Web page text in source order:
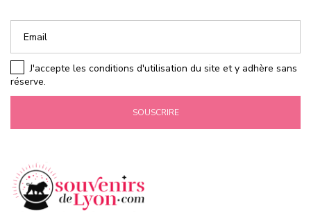
SOUSCRIRE
J'accepte les conditions d'utilisation du site et y adhère sans
réserve.